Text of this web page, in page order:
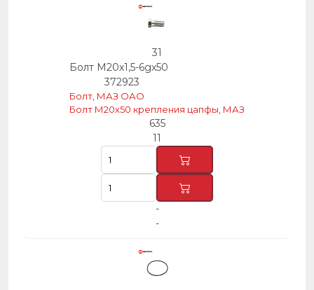
31
Болт М20х1,5-6gх50
372923
Болт, МАЗ ОАО
Болт М20х50 крепления цапфы, МАЗ
635
11
-
-